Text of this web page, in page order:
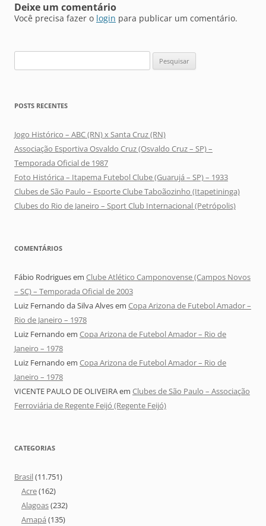
Deixe um comentário
Você precisa fazer o login para publicar um comentário.
por:
POSTS RECENTES
Jogo Histórico – ABC (RN) x Santa Cruz (RN)
Associação Esportiva Osvaldo Cruz (Osvaldo Cruz – SP) –
Temporada Oficial de 1987
Foto Histórica – Itapema Futebol Clube (Guarujá – SP) – 1933
Clubes de São Paulo – Esporte Clube Taboãozinho (Itapetininga)
Clubes do Rio de Janeiro – Sport Club Internacional (Petrópolis)
COMENTÁRIOS
Fábio Rodriguesem Clube Atlético Camponovense (Campos Novos
– SC) – Temporada Oficial de 2003
Luiz Fernando da Silva Alvesem Copa Arizona de Futebol Amador –
Rio de Janeiro – 1978
Luiz Fernando em Copa Arizona de Futebol Amador – Rio de
Janeiro – 1978
Luiz Fernando em Copa Arizona de Futebol Amador – Rio de
Janeiro – 1978
VICENTE PAULO DE OLIVEIRAem Clubes de São Paulo – Associação
Ferroviária de Regente Feijó (Regente Feijó)
CATEGORIAS
Brasil(11.751)
Acre(162)
Alagoas(232)
Amapá (135)